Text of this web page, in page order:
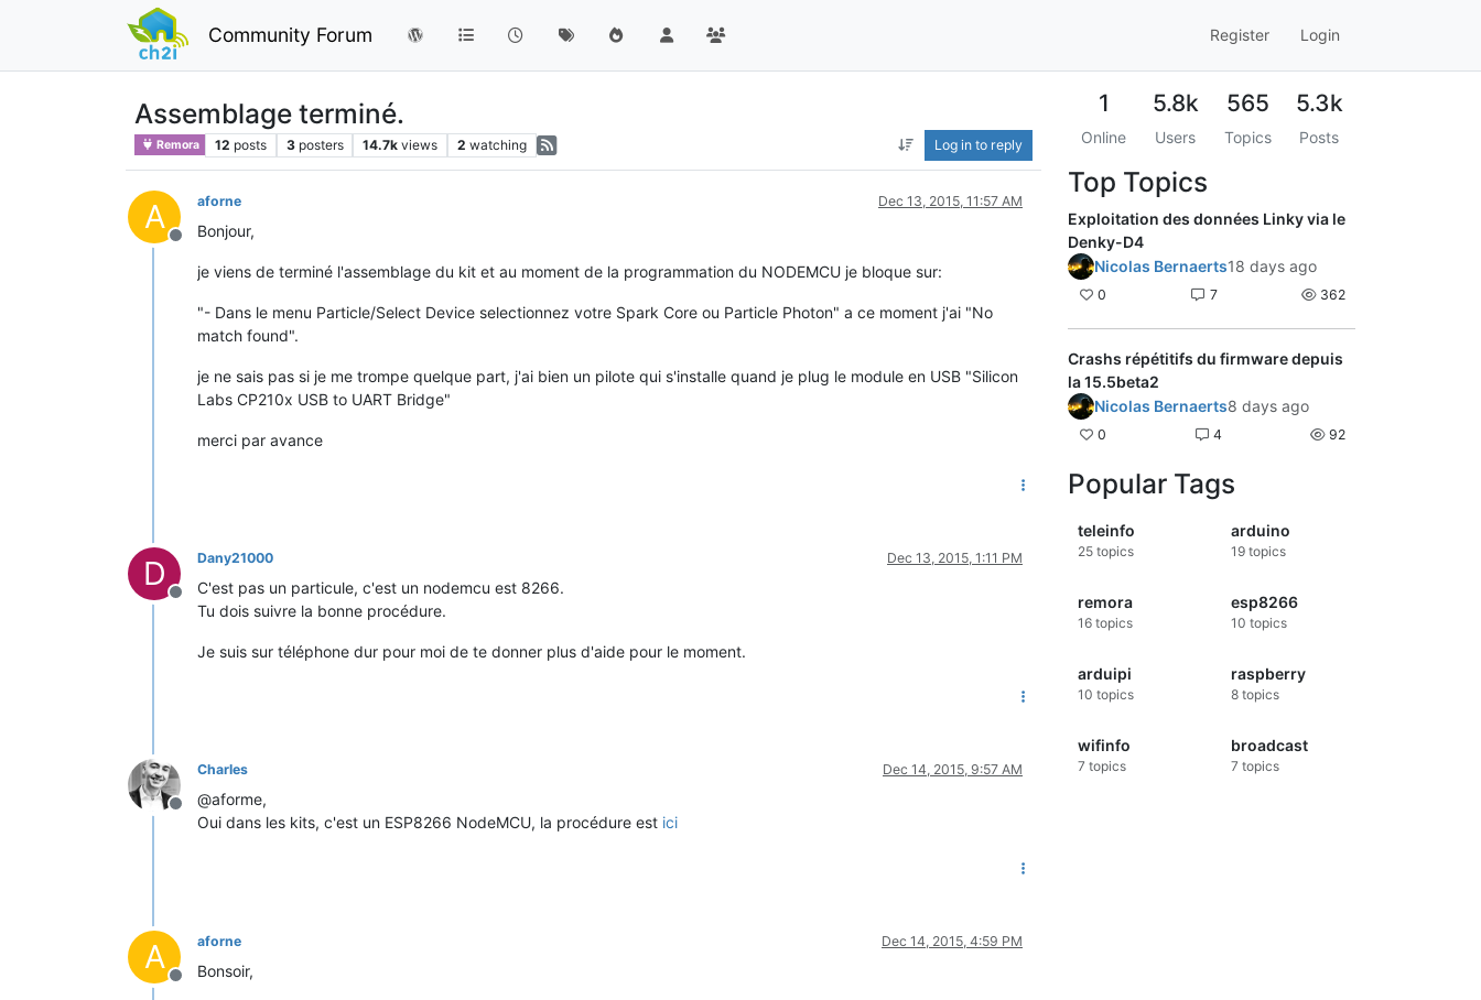
Community Forum Register Login
Assemblage terminé.
Remora 12 posts 3 posters 14.7k views 2 watching Log in to reply
A
Offline
aforne Dec 13, 2015, 11:57 AM
Bonjour,
je viens de terminé l'assemblage du kit et au moment de la programmation du NODEMCU je bloque sur:
"- Dans le menu Particle/Select Device selectionnez votre Spark Core ou Particle Photon" a ce moment j'ai "No
match found".
je ne sais pas si je me trompe quelque part, j'ai bien un pilote qui s'installe quand je plug le module en USB "Silicon
Labs CP210x USB to UART Bridge"
merci par avance
D
Offline
Dany21000 Dec 13, 2015, 1:11 PM
C'est pas un particule, c'est un nodemcu est 8266.
Tu dois suivre la bonne procédure.
Je suis sur téléphone dur pour moi de te donner plus d'aide pour le moment.
Offline
Charles Dec 14, 2015, 9:57 AM
@aforme,
Oui dans les kits, c'est un ESP8266 NodeMCU, la procédure est ici
A
Offline
aforne Dec 14, 2015, 4:59 PM
Bonsoir,
1
Online
5.8k
Users
565
Topics
5.3k
Posts
Top Topics
Exploitation des données Linky via le
Denky-D4
Nicolas Bernaerts18 days ago
0 7 362
Crashs répétitifs du firmware depuis
la 15.5beta2
Nicolas Bernaerts8 days ago
0 4 92
Popular Tags
teleinfo
25 topics
arduino
19topics
remora
16 topics
esp8266
10 topics
arduipi
10 topics
raspberry
8topics
wifinfo
7 topics
broadcast
7 topics